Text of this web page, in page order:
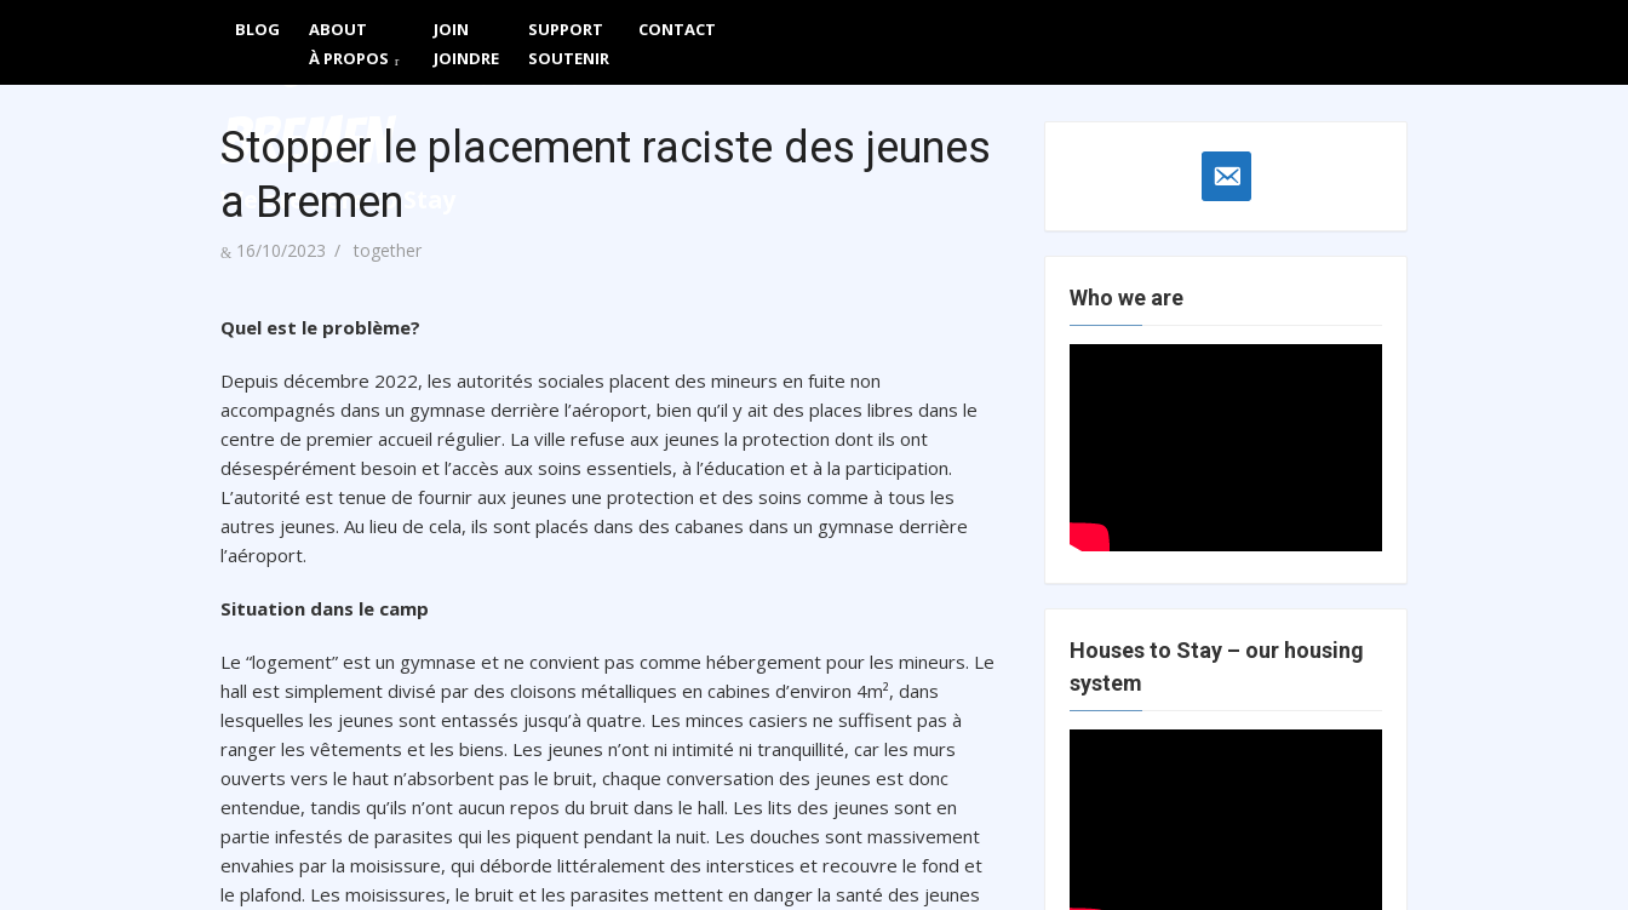
Together We Are
Bremen
We are here to Stay
BLOG
ABOUT
À PROPOS
JOIN
JOINDRE
SUPPORT
SOUTENIR
CONTACT
Stopper le placement raciste des jeunes
a Bremen
Posted
16/10/2023 Author
together
Quel est le problème?
Depuis décembre 2022, les autorités sociales placent des mineurs en fuite non
accompagnés dans un gymnase derrière l’aéroport, bien qu’il y ait des places libres dans le
centre de premier accueil régulier. La ville refuse aux jeunes la protection dont ils ont
désespérément besoin et l’accès aux soins essentiels, à l’éducation et à la participation.
L’autorité est tenue de fournir aux jeunes une protection et des soins comme à tous les
autres jeunes. Au lieu de cela, ils sont placés dans des cabanes dans un gymnase derrière
l’aéroport.
Situation dans le camp
Le “logement” est un gymnase et ne convient pas comme hébergement pour les mineurs. Le
hall est simplement divisé par des cloisons métalliques en cabines d’environ 4m², dans
lesquelles les jeunes sont entassés jusqu’à quatre. Les minces casiers ne suffisent pas à
ranger les vêtements et les biens. Les jeunes n’ont ni intimité ni tranquillité, car les murs
ouverts vers le haut n’absorbent pas le bruit, chaque conversation des jeunes est donc
entendue, tandis qu’ils n’ont aucun repos du bruit dans le hall. Les lits des jeunes sont en
partie infestés de parasites qui les piquent pendant la nuit. Les douches sont massivement
envahies par la moisissure, qui déborde littéralement des interstices et recouvre le fond et
le plafond. Les moisissures, le bruit et les parasites mettent en danger la santé des jeunes
email-
alt
Who we are
Houses to Stay – our housing
system